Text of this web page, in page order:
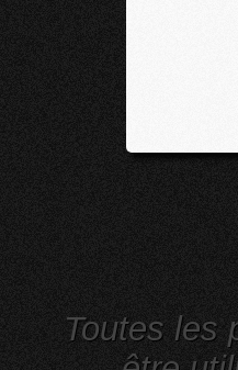
Toutes les